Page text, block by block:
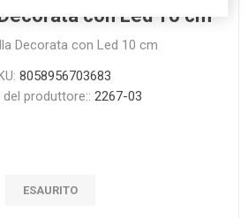
con Led 10 cm
Decorata con Led 10 cm
8058956703683
produttore:: 2267-03
ESAURITO